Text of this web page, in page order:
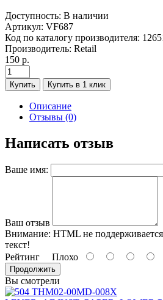
Доступность: В наличии
Артикул: VF687
Код по каталогу производителя:
Производитель: Retail
150 р.
Купить Купить в 1 клик
Описание
Отзывы (0)
Написать отзыв
Ваше имя:
Ваш отзыв
Внимание: HTML не
текст!
Рейтинг Плохо
Продолжить
Вы смотрели